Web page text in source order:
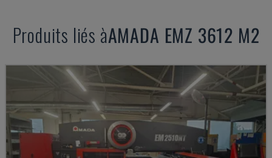
Produits liés àAMADA EMZ 3612 M2